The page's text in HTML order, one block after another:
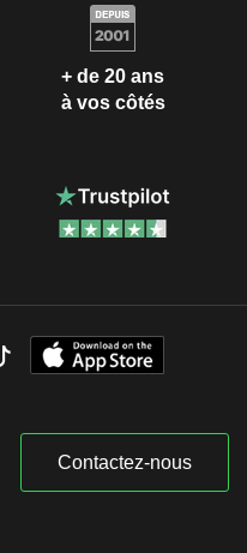
+ de 20 ans
à vos côtés
Contactez-nous